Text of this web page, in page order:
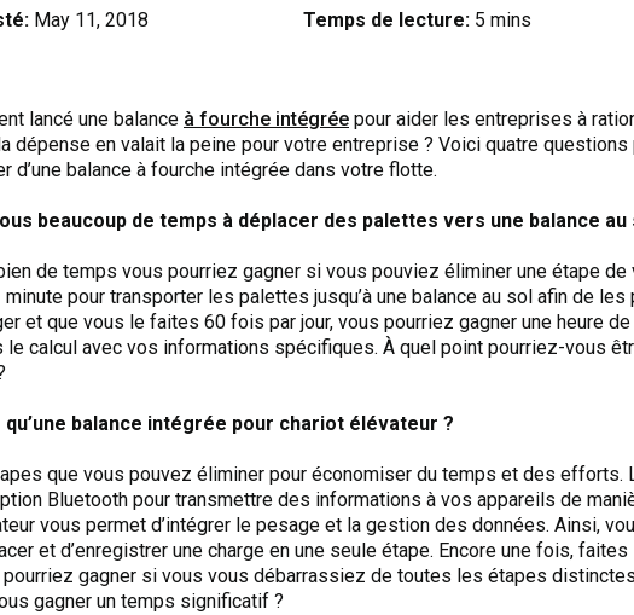
May 11, 2018 Temps de lecture: 5 mins
lancé une balance à fourche intégrée pour aider les entreprises à
dépense en valait la peine pour votre entreprise ? Voici quatre
d’une balance à fourche intégrée dans votre flotte.
beaucoup de temps à déplacer des palettes vers une balance au
de temps vous pourriez gagner si vous pouviez éliminer une étape
minute pour transporter les palettes jusqu’à une balance au sol afin de
et que vous le faites 60 fois par jour, vous pourriez gagner une heure
le calcul avec vos informations spécifiques. À quel point pourriez-vous
qu’une balance intégrée pour chariot élévateur ?
que vous pouvez éliminer pour économiser du temps et des efforts.
Bluetooth pour transmettre des informations à vos appareils de
vous permet d’intégrer le pesage et la gestion des données. Ainsi,
et d’enregistrer une charge en une seule étape. Encore une fois,
gagner si vous vous débarrassiez de toutes les étapes
gagner un temps significatif ?